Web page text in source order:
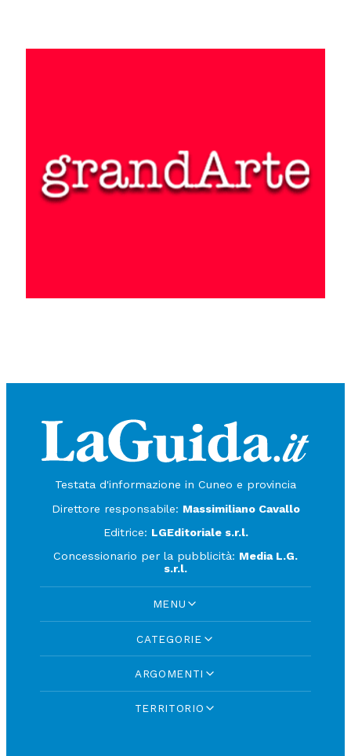
Testata d'informazione in Cuneo e provincia
Direttore responsabile: Massimiliano Cavallo
Editrice: LGEditoriale s.r.l.
Concessionario per la pubblicità: Media L.G.
s.r.l.
MENU
CATEGORIE
ARGOMENTI
TERRITORIO